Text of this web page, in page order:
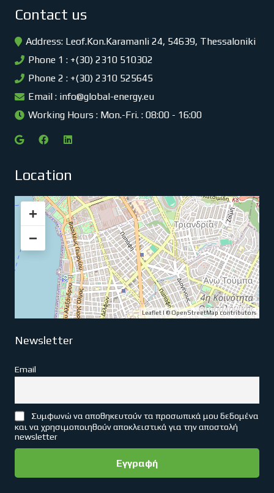
Contact us
Address: Leof.Kon.Karamanli 24, 54639, Thessaloniki
Phone 1 : +(30) 2310 510302
Phone 2 : +(30) 2310 525645
Email : info@global-energy.eu
Working Hours : Mon.-Fri. : 08:00 - 16:00
Location
+
−
Leaflet | ©OpenStreetMapcontributors
Newsletter
Email
Συμφωνώ να αποθηκευτούν τα προσωπικά μου δεδομένα
και να χρησιμοποιηθούν αποκλειστικά για την αποστολή
newsletter